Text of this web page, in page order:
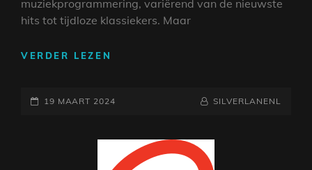
muziekprogrammering, variërend van de nieuwste
hits tot tijdloze klassiekers. Maar
VERDER LEZEN
GUILTY
QMUSIC
GEPLAATST
19 MAART 2024 NAAMREGEL
BYLINE
SILVERLANENL